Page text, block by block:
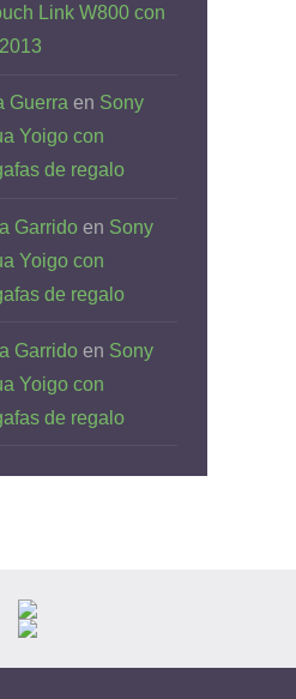
Link W800 con
Guerra en Sony
Yoigo con
de regalo
Garrido en Sony
Yoigo con
de regalo
Garrido en Sony
Yoigo con
de regalo